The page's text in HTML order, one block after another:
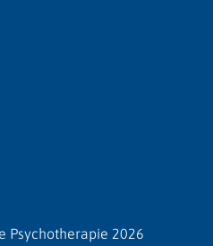
Psychotherapie 2026